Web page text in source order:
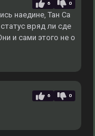
6 0
наедине, Тан Са
вряд ли сде
и сами этого не о
6 0